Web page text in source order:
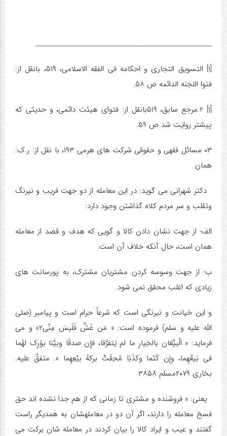
__________________________________________________________
[۱]
التسویق التجاری و احکامه فی الفقه الاسلامی، ۵۱۹، بانقل از:
فتوا اللجنه الدائمه ص ۵۸.
[۱]
2.مرجع سابق، ۵۱۹بانقل از: فتوای هیئت دائمی، و حدیثی که
پیشتر روایت شد ص ۵۹.
۰۳ مسائل فقهی و حقوقی شرکت های هرمی ۱۹۳، با نقل از: ر.ک:
همان
دکتر شهرانی می گوید: در این معامله از دو جهت فریب و نیرنگ
وتقلب و سر مردم کلاه گذاشتن وجود دارد:
الف- از جهت نشان دادن کالا و گویی که هدف و قصد از معامله
همان است، حال آنکه خلاف آن است.
ب- از جهت وسوسه کردن مشتریان مشترک، به پورسانت های
زیادی که اغلب محقق نمی شود.
و این خیانت و نیرنگی است که شرعاً حرام است و پیامبر (صلی
الله علیه و سلم) فرموده است: « مَن غَشَّ فَلَیسَ مِنّی۲» و می
فرماید: « الْبیِّعَان بالخِیارِ ما لم یَتفرَّقا، فإِن صدقَا وبیَّنا بوُرِک لهُما
فی بَیعْهِما، وإِن کَتَما وکذَبَا مُحِقَتْ برکهُ بیْعِهِما ». متفقٌ علیه.
بخاری ۲۰۷۹مسلم ۳۸۵۸
یعنی: « فروشنده و مشتری تا زمانی که از هم جدا نشده اند حق
فسخ معامله را دارند، اگر آن دو در معامله­شان به همدیگر راست
گفتند و عیب و ایراد کالا را بیان کردند در معامله شان برکت می